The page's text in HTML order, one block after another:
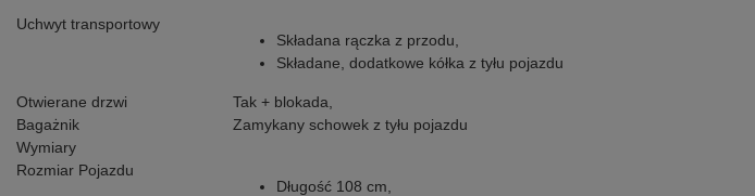
Uchwyt transportowy
Składana rączka z przodu,
Składane, dodatkowe kółka z tyłu pojazdu
Otwierane drzwi
Tak + blokada,
Bagażnik
Zamykany schowek z tyłu pojazdu
Wymiary
Rozmiar Pojazdu
Długość 108 cm,